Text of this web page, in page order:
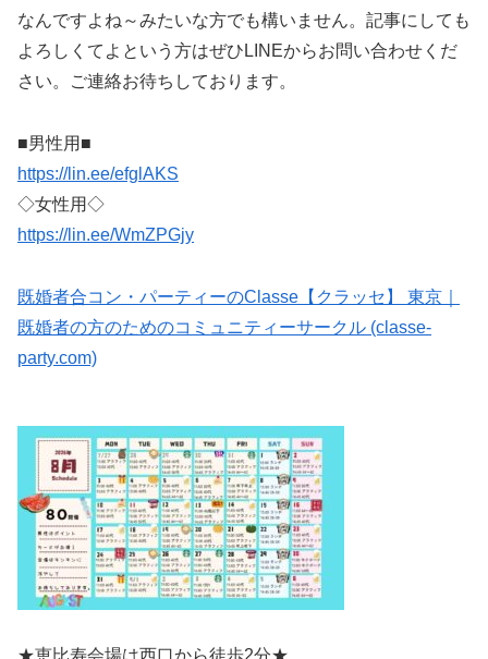
なんですよね～みたいな方でも構いません。記事にしても
よろしくてよという方はぜひLINEからお問い合わせくだ
さい。ご連絡お待ちしております。
■男性用■
https://lin.ee/efglAKS
◇女性用◇
https://lin.ee/WmZPGjy
既婚者合コン・パーティーのClasse【クラッセ】 東京｜
既婚者の方のためのコミュニティーサークル (classe-
party.com)